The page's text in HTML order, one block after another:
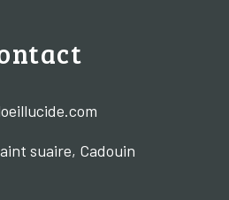
suaire, Cadouin